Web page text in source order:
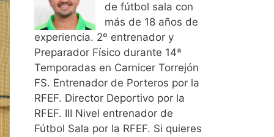
de fútbol sala con
más de 18 años de
experiencia. 2º entrenador y
Preparador Físico durante 14ª
Temporadas en Carnicer Torrejón
FS. Entrenador de Porteros por la
RFEF. Director Deportivo por la
RFEF. III Nivel entrenador de
Fútbol Sala por la RFEF. Si quieres